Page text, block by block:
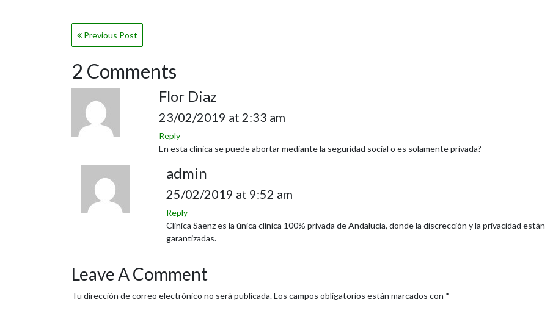
Navegación
entradas
Previous Post
2 Comments
Flor Diaz
23/02/2019 at 2:33 am
Reply
En esta clínica se puede abortar mediante la seguridad social o es solamente privada?
admin
25/02/2019 at 9:52 am
Reply
Clinica Saenz es la única clínica 100% privada de Andalucía, donde la discrección y la privacidad están
garantizadas.
Leave A Comment
Tu dirección de correo electrónico no será publicada.Los campos obligatorios están marcados con *